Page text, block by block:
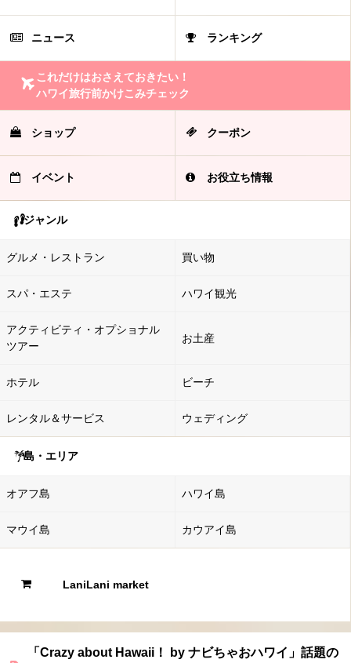
ニュース ランキング
これだけはおさえておきたい！
ハワイ旅行前かけこみチェック
ショップ クーポン
イベント お役立ち情報
ジャンル
グルメ・レストラン 買い物
スパ・エステ ハワイ観光
アクティビティ・オプショナル
ツアー
お土産
ホテル ビーチ
レンタル＆サービス ウェディング
島・エリア
オアフ島 ハワイ島
マウイ島 カウアイ島
LaniLani market
「Crazy about Hawaii！ by ナビちゃおハワイ」話題の